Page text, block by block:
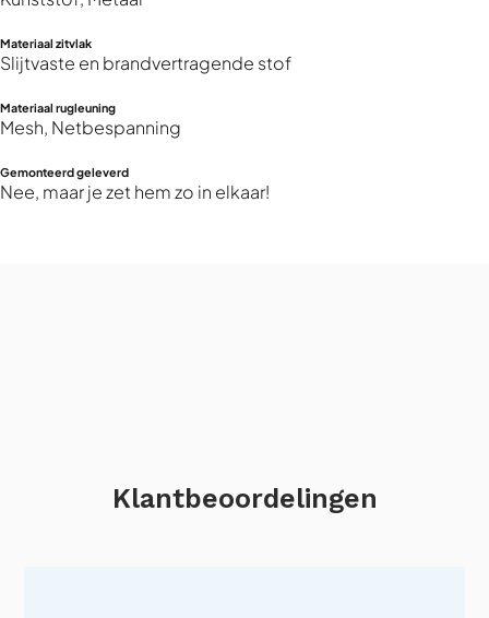
Materiaal zitvlak
Slijtvaste en brandvertragende stof
Materiaal rugleuning
Mesh, Netbespanning
Gemonteerd geleverd
Nee, maar je zet hem zo in elkaar!
Klantbeoordelingen